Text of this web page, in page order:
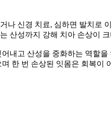
신경 치료, 심하면 발치로
산성까지 강해 치아 손상이 크
내고 산성을 중화하는 역할
한 번 손상된 잇몸은 회복이